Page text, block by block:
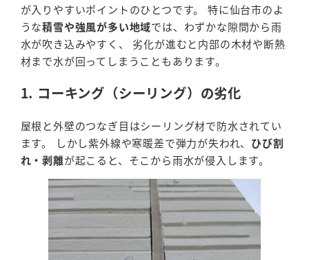
が入りやすいポイントのひとつです。 特に仙台市のよ
うな積雪や強風が多い地域では、わずかな隙間から雨
水が吹き込みやすく、 劣化が進むと内部の木材や断熱
材まで水が回ってしまうこともあります。
1. コーキング（シーリング）の劣化
屋根と外壁のつなぎ目はシーリング材で防水されてい
ます。 しかし紫外線や寒暖差で弾力が失われ、 ひび割
れ・剥離が起こると、そこから雨水が侵入します。